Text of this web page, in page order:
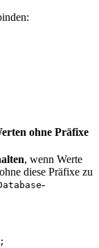
ohne Präfixe
, wenn Werte
diese Präfixe zu
-
;